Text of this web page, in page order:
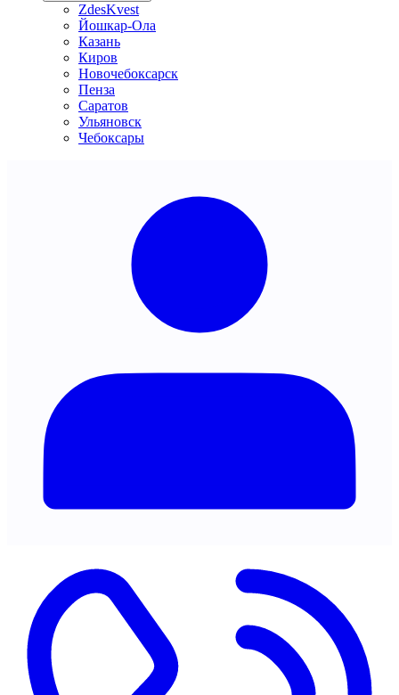
ZdesKvest
Йошкар-Ола
Казань
Киров
Новочебоксарск
Пенза
Саратов
Ульяновск
Чебоксары